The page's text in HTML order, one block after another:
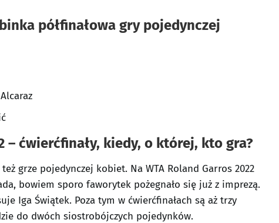
półfinałowa gry pojedynczej
– ćwierćfinały, kiedy, o której, kto gra?
grze pojedynczej kobiet. Na WTA Roland Garros 2022
bowiem sporo faworytek pożegnało się już z imprezą.
Iga Świątek. Poza tym w ćwierćfinałach są aż trzy
do dwóch siostrobójczych pojedynków.